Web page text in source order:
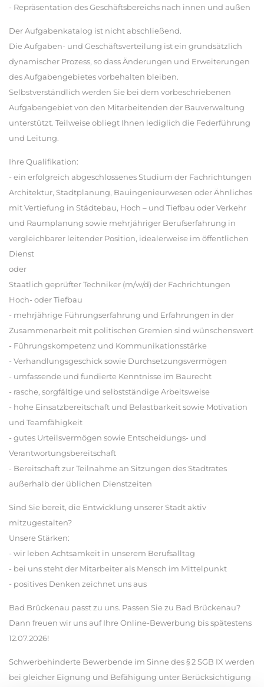
- Repräsentation des Geschäftsbereichs nach innen und außen
Der Aufgabenkatalog ist nicht abschließend.
Die Aufgaben- und Geschäftsverteilung ist ein grundsätzlich
dynamischer Prozess, so dass Änderungen und Erweiterungen
des Aufgabengebietes vorbehalten bleiben.
Selbstverständlich werden Sie bei dem vorbeschriebenen
Aufgabengebiet von den Mitarbeitenden der Bauverwaltung
unterstützt. Teilweise obliegt Ihnen lediglich die Federführung
und Leitung.
Ihre Qualifikation:
- ein erfolgreich abgeschlossenes Studium der Fachrichtungen
Architektur, Stadtplanung, Bauingenieurwesen oder Ähnliches
mit Vertiefung in Städtebau, Hoch – und Tiefbau oder Verkehr
und Raumplanung sowie mehrjähriger Berufserfahrung in
vergleichbarer leitender Position, idealerweise im öffentlichen
Dienst
oder
Staatlich geprüfter Techniker (m/w/d) der Fachrichtungen
Hoch- oder Tiefbau
- mehrjährige Führungserfahrung und Erfahrungen in der
Zusammenarbeit mit politischen Gremien sind wünschenswert
- Führungskompetenz und Kommunikationsstärke
- Verhandlungsgeschick sowie Durchsetzungsvermögen
- umfassende und fundierte Kenntnisse im Baurecht
- rasche, sorgfältige und selbstständige Arbeitsweise
- hohe Einsatzbereitschaft und Belastbarkeit sowie Motivation
und Teamfähigkeit
- gutes Urteilsvermögen sowie Entscheidungs- und
Verantwortungsbereitschaft
- Bereitschaft zur Teilnahme an Sitzungen des Stadtrates
außerhalb der üblichen Dienstzeiten
Sind Sie bereit, die Entwicklung unserer Stadt aktiv
mitzugestalten?
Unsere Stärken:
- wir leben Achtsamkeit in unserem Berufsalltag
- bei uns steht der Mitarbeiter als Mensch im Mittelpunkt
- positives Denken zeichnet uns aus
Bad Brückenau passt zu uns. Passen Sie zu Bad Brückenau?
Dann freuen wir uns auf Ihre Online-Bewerbung bis spätestens
12.07.2026!
Schwerbehinderte Bewerbende im Sinne des § 2 SGB IX werden
bei gleicher Eignung und Befähigung unter Berücksichtigung